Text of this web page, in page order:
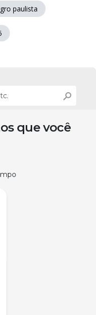
paulista
que você